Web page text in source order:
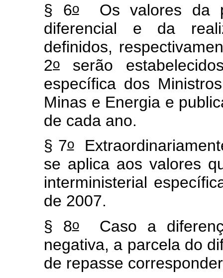
§ 6oOs valores da
diferencial e da
definidos,
2o serão
específica dos
Minas e Energia e
de cada ano.
§ 7o
se aplica aos valores
interministerial
de 2007.
§ 8oCaso a
negativa, a parcela do
de repasse